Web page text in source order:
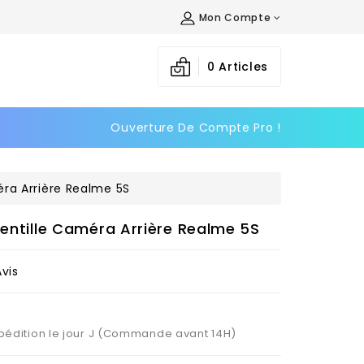
Mon Compte
0 Articles
Ouverture De Compte Pro !
Arrière Realme 5S
Caméra Arrière Realme 5S
le jour J (Commande avant 14H)